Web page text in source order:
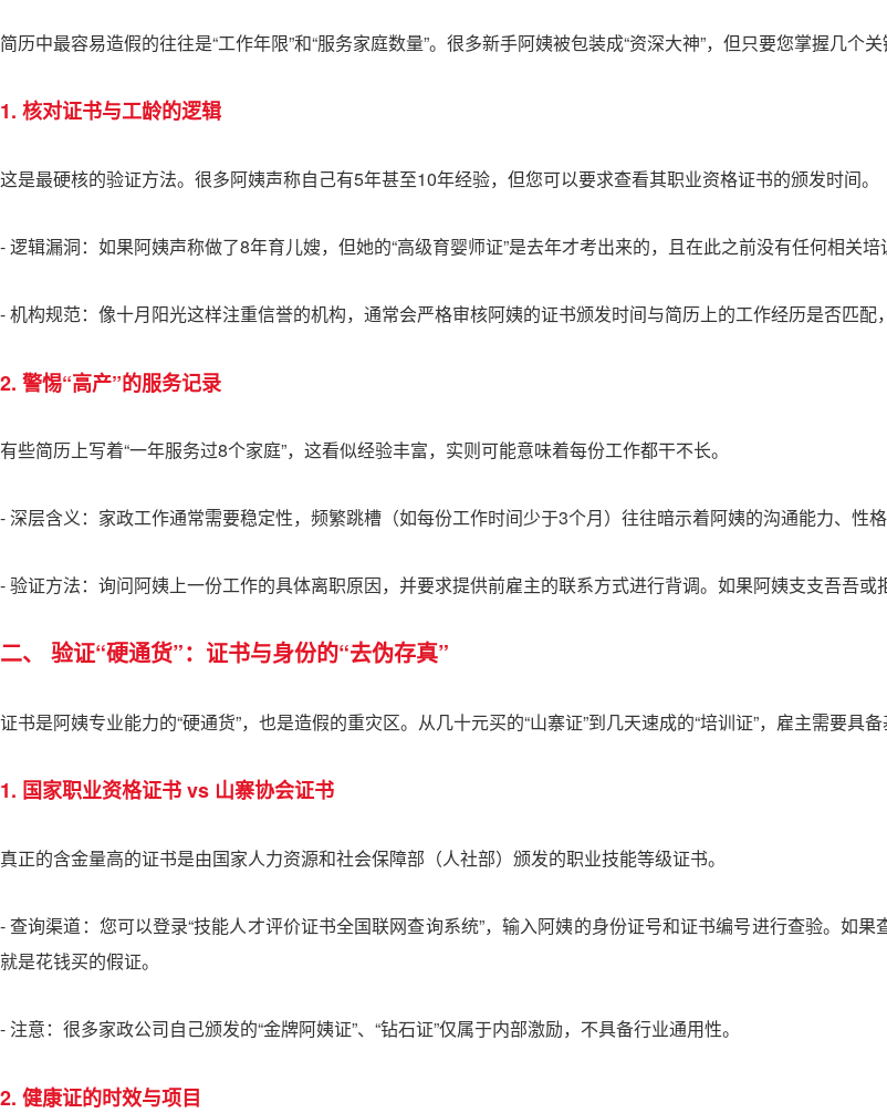
简历中最容易造假的往往是“工作年限”和“服务家庭数量”。很多新手阿姨被包装成“资深大神”，但只要您掌握几个
1. 核对证书与工龄的逻辑
这是最硬核的验证方法。很多阿姨声称自己有5年甚至10年经验，但您可以要求查看其职业资格证书的颁发时间。
- 逻辑漏洞：如果阿姨声称做了8年育儿嫂，但她的“高级育婴师证”是去年才考出来的，且在此之前没有任何相关
- 机构规范：像十月阳光这样注重信誉的机构，通常会严格审核阿姨的证书颁发时间与简历上的工作经历是否匹配
2. 警惕“高产”的服务记录
有些简历上写着“一年服务过8个家庭”，这看似经验丰富，实则可能意味着每份工作都干不长。
- 深层含义：家政工作通常需要稳定性，频繁跳槽（如每份工作时间少于3个月）往往暗示着阿姨的沟通能力、性格
- 验证方法：询问阿姨上一份工作的具体离职原因，并要求提供前雇主的联系方式进行背调。如果阿姨支支吾吾或
二、 验证“硬通货”：证书与身份的“去伪存真”
证书是阿姨专业能力的“硬通货”，也是造假的重灾区。从几十元买的“山寨证”到几天速成的“培训证”，雇主需要具备
1. 国家职业资格证书 vs 山寨协会证书
真正的含金量高的证书是由国家人力资源和社会保障部（人社部）颁发的职业技能等级证书。
- 查询渠道：您可以登录“技能人才评价证书全国联网查询系统”，输入阿姨的身份证号和证书编号进行查验。如
就是花钱买的假证。
- 注意：很多家政公司自己颁发的“金牌阿姨证”、“钻石证”仅属于内部激励，不具备行业通用性。
2. 健康证的时效与项目